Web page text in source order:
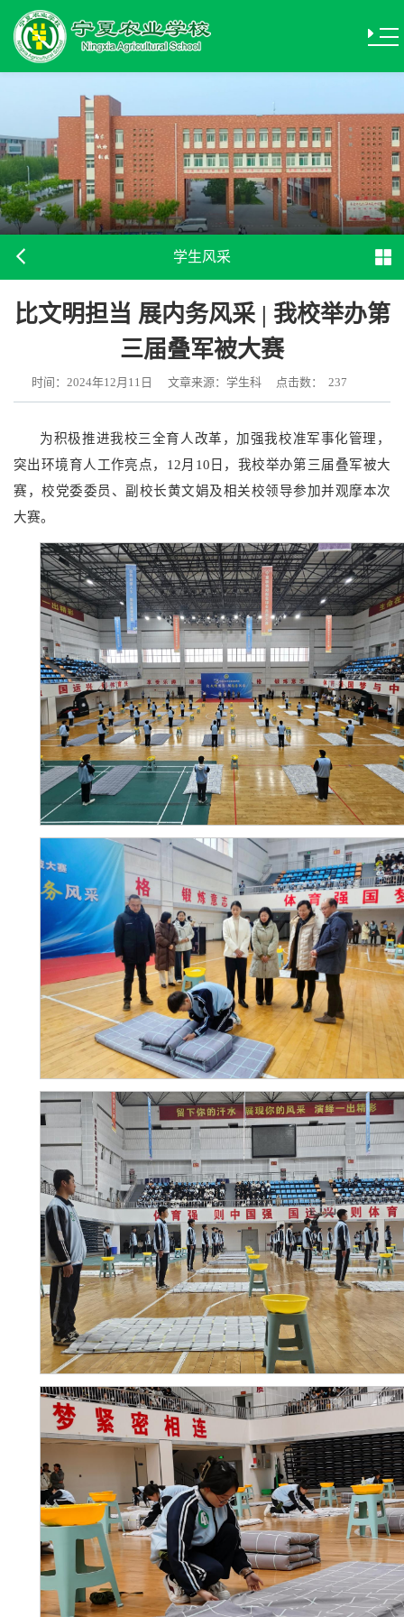
学生风采
比文明担当 展内务风采 | 我校举办第
三届叠军被大赛
时间：2024年12月11日 文章来源：学生科 点击数： 237
为积极推进我校三全育人改革，加强我校准军事化管理，
突出环境育人工作亮点，12月10日，我校举办第三届叠军被大
赛，校党委委员、副校长黄文娟及相关校领导参加并观摩本次
大赛。